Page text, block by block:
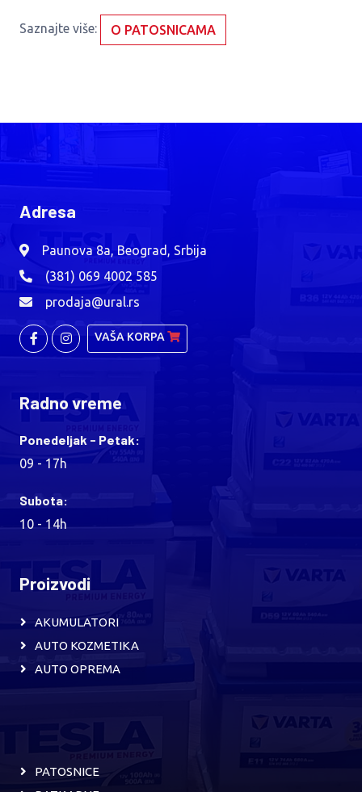
Saznajte više: O PATOSNICAMA
Adresa
Paunova 8a, Beograd, Srbija
(381) 069 4002 585
prodaja@ural.rs
VAŠA KORPA
Radno vreme
Ponedeljak - Petak:
09 - 17h
Subota:
10 - 14h
Proizvodi
AKUMULATORI
AUTO KOZMETIKA
AUTO OPREMA
PATOSNICE